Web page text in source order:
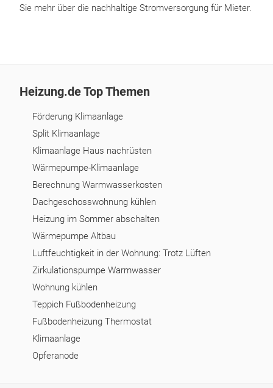
Sie mehr über die nachhaltige Stromversorgung für Mieter.
Heizung.de Top Themen
Förderung Klimaanlage
Split Klimaanlage
Klimaanlage Haus nachrüsten
Wärmepumpe-Klimaanlage
Berechnung Warmwasserkosten
Dachgeschosswohnung kühlen
Heizung im Sommer abschalten
Wärmepumpe Altbau
Luftfeuchtigkeit in der Wohnung: Trotz Lüften
Zirkulationspumpe Warmwasser
Wohnung kühlen
Teppich Fußbodenheizung
Fußbodenheizung Thermostat
Klimaanlage
Opferanode